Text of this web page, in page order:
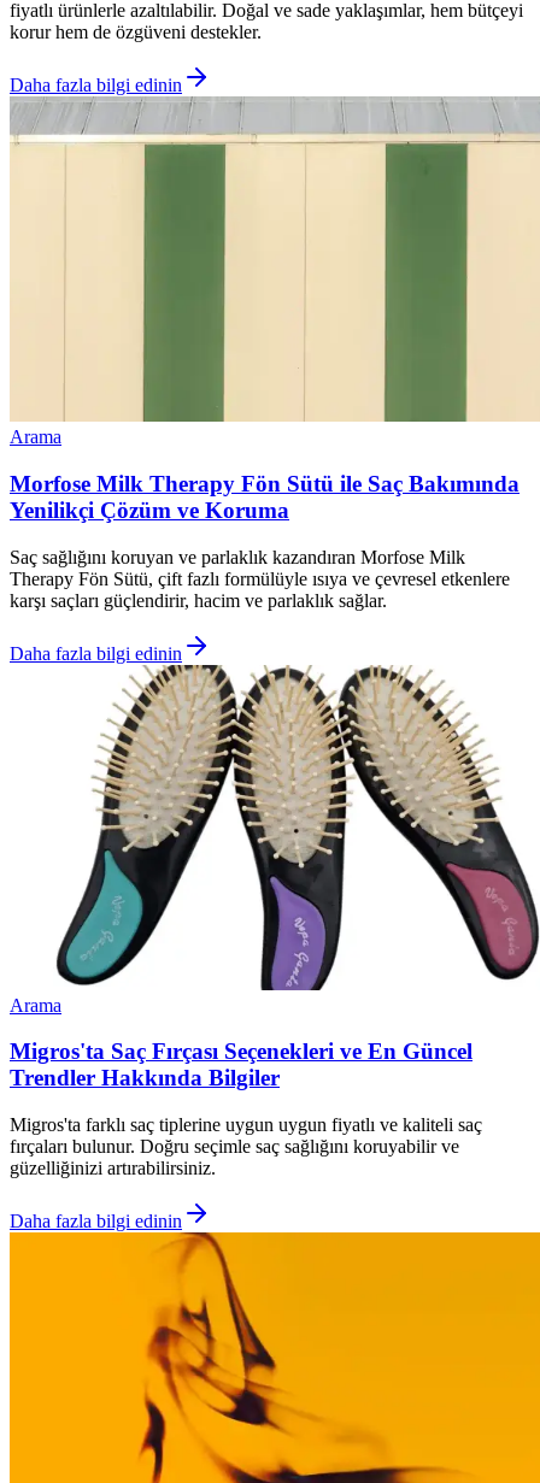
fiyatlı ürünlerle azaltılabilir. Doğal ve sade yaklaşımlar, hem bütçeyi
korur hem de özgüveni destekler.
Daha fazla bilgi edinin
Arama
Morfose Milk Therapy Fön Sütü ile Saç Bakımında
Yenilikçi Çözüm ve Koruma
Saç sağlığını koruyan ve parlaklık kazandıran Morfose Milk
Therapy Fön Sütü, çift fazlı formülüyle ısıya ve çevresel etkenlere
karşı saçları güçlendirir, hacim ve parlaklık sağlar.
Daha fazla bilgi edinin
Arama
Migros'ta Saç Fırçası Seçenekleri ve En Güncel
Trendler Hakkında Bilgiler
Migros'ta farklı saç tiplerine uygun uygun fiyatlı ve kaliteli saç
fırçaları bulunur. Doğru seçimle saç sağlığını koruyabilir ve
güzelliğinizi artırabilirsiniz.
Daha fazla bilgi edinin